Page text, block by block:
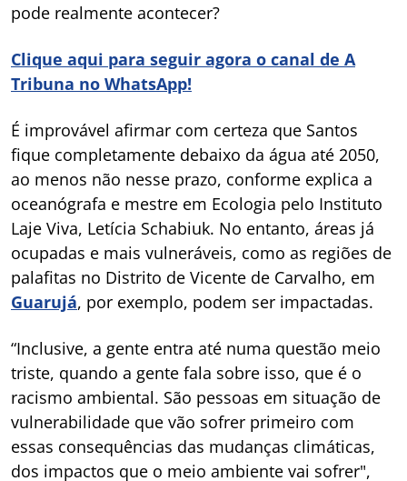
pode realmente acontecer?
Clique aqui para seguir agora o canal de A
Tribuna no WhatsApp!
É improvável afirmar com certeza que Santos
fique completamente debaixo da água até 2050,
ao menos não nesse prazo, conforme explica a
oceanógrafa e mestre em Ecologia pelo Instituto
Laje Viva, Letícia Schabiuk. No entanto, áreas já
ocupadas e mais vulneráveis, como as regiões de
palafitas no Distrito de Vicente de Carvalho, em
Guarujá, por exemplo, podem ser impactadas.
“Inclusive, a gente entra até numa questão meio
triste, quando a gente fala sobre isso, que é o
racismo ambiental. São pessoas em situação de
vulnerabilidade que vão sofrer primeiro com
essas consequências das mudanças climáticas,
dos impactos que o meio ambiente vai sofrer",